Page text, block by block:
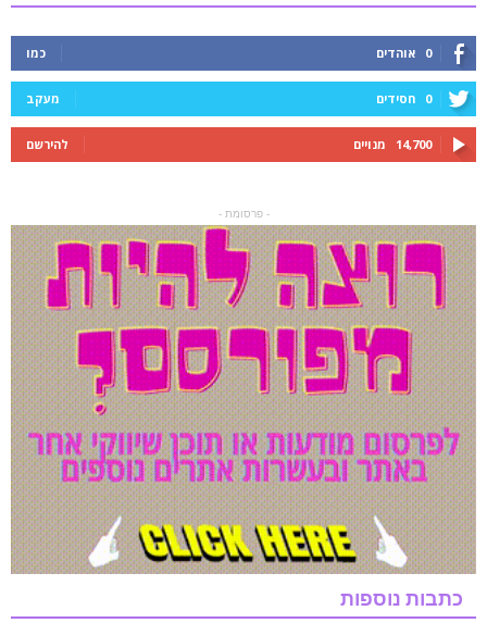
0 אוהדים כמו
0 חסידים מעקב
14,700 מנויים להירשם
- פרסומת -
כתבות נוספות